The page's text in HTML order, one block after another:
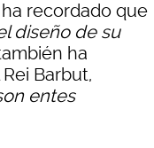
recordado que
diseño de su
ha
Barbut,
entes